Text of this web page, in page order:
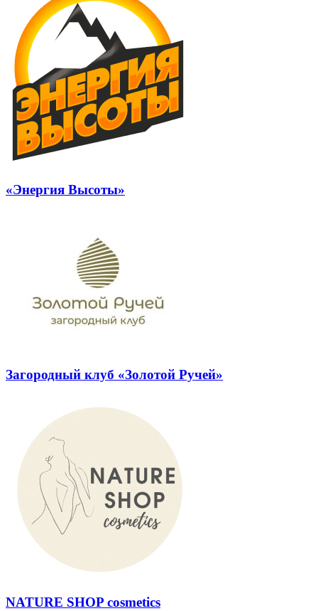
«Энергия Высоты»
Загородный клуб «Золотой Ручей»
NATURE SHOP cosmetics